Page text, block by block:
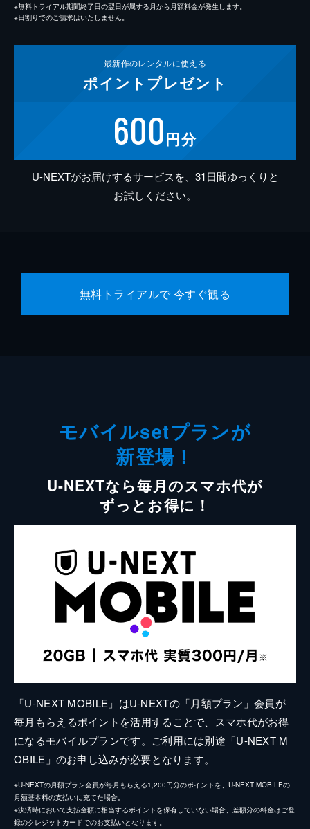
※無料トライアル期間終了日の翌日が属する月から月額料金が発生します。
※日割りでのご請求はいたしません。
最新作のレンタルに使える
ポイント プレゼント
600円分
U-NEXTがお届けするサービスを、31日間ゆっくりと
お試しください。
無料トライアルで 今すぐ観る
モバイルsetプランが
新登場！
U-NEXTなら毎月のスマホ代が
ずっとお得に！
「U-NEXT MOBILE」はU-NEXTの「月額プラン」会員が
毎月もらえるポイントを活用することで、スマホ代がお得
になるモバイルプランです。ご利用には別途「U-NEXT M
OBILE」のお申し込みが必要となります。
※U-NEXTの月額プラン会員が毎月もらえる1,200円分のポイントを、U-NEXT MOBILEの
月額基本料の支払いに充てた場合。
※決済時において支払金額に相当するポイントを保有していない場合、差額分の料金はご登
録のクレジットカードでのお支払いとなります。